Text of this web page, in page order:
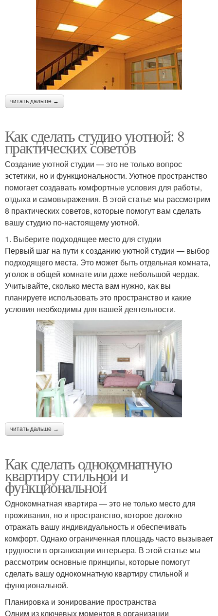
читать дальше →
Как сделать студию уютной: 8
практических советов
Создание уютной студии — это не только вопрос
эстетики, но и функциональности. Уютное пространство
помогает создавать комфортные условия для работы,
отдыха и самовыражения. В этой статье мы рассмотрим
8 практических советов, которые помогут вам сделать
вашу студию по-настоящему уютной.
1. Выберите подходящее место для студии
Первый шаг на пути к созданию уютной студии — выбор
подходящего места. Это может быть отдельная комната,
уголок в общей комнате или даже небольшой чердак.
Учитывайте, сколько места вам нужно, как вы
планируете использовать это пространство и какие
условия необходимы для вашей деятельности.
читать дальше →
Как сделать однокомнатную
квартиру стильной и
функциональной
Однокомнатная квартира — это не только место для
проживания, но и пространство, которое должно
отражать вашу индивидуальность и обеспечивать
комфорт. Однако ограниченная площадь часто вызывает
трудности в организации интерьера. В этой статье мы
рассмотрим основные принципы, которые помогут
сделать вашу однокомнатную квартиру стильной и
функциональной.
Планировка и зонирование пространства
Одним из ключевых моментов в организации